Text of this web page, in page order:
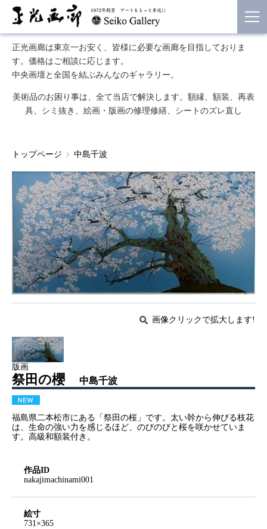
正光画廊は東京一お安く、皆様に必要な画廊を目指しておりま
す。価格はご相談に応じます。
中央画壇と全国を結ぶみんなのギャラリー。
美術品のお困り事は、全て当店で解決します。額縁、額装、再表
具、シミ抜き、絵画・版画の修理修繕、シートのズレ直し
トップページ 中島千波
画像クリックで拡大します!
版画
祭田の櫻 中島千波
福島県二本松市にある「祭田の桜」です。太い幹から伸びる枝花
は、生命の強い力を感じるほど、のびのびと桜を咲かせていま
す。高級和額装付き。
作品ID
nakajimachinami001
絵寸
731×365